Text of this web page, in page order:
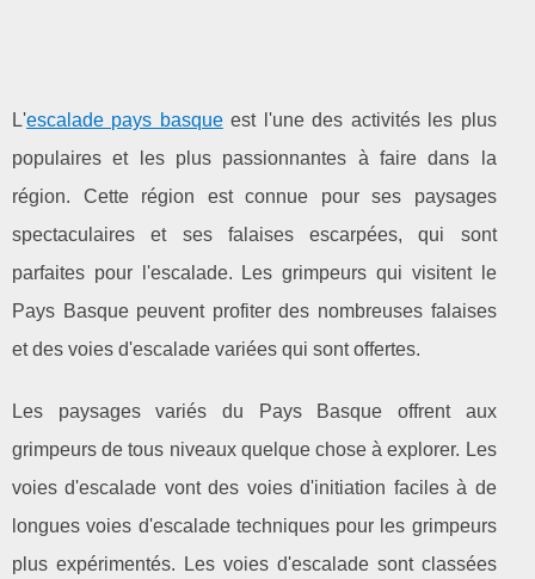
L'escalade pays basqueest l'une des activités les plus
populaires et les plus passionnantes à faire dans la
région. Cette région est connue pour ses paysages
spectaculaires et ses falaises escarpées, qui sont
parfaites pour l'escalade. Les grimpeurs qui visitent le
Pays Basque peuvent profiter des nombreuses falaises
et des voies d'escalade variées qui sont offertes.
Les paysages variés du Pays Basque offrent aux
grimpeurs de tous niveaux quelque chose à explorer. Les
voies d'escalade vont des voies d'initiation faciles à de
longues voies d'escalade techniques pour les grimpeurs
plus expérimentés. Les voies d'escalade sont classées